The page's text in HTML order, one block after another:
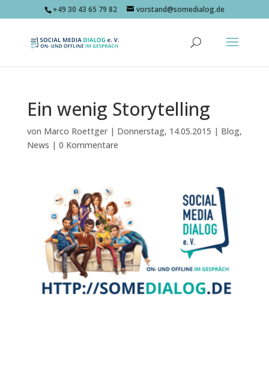
+49 30 43 65 79 82 vorstand@somedialog.de
Ein wenig Storytelling
von Marco Roettger| Donnerstag, 14.05.2015 | Blog,
News | 0 Kommentare